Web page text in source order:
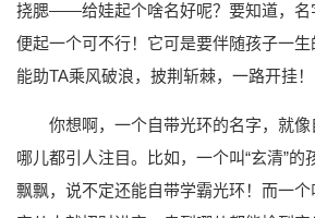
挠腮——给娃起个啥名好呢？要知道，名
便起一个可不行！它可是要伴随孩子一生
能助TA乘风破浪，披荆斩棘，一路开挂！
你想啊，一个自带光环的名字，就像
哪儿都引人注目。比如，一个叫“玄清”的
飘飘，说不定还能自带学霸光环！而一个